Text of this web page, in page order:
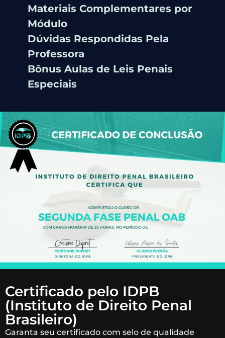
Materiais Complementares por
Módulo
Dúvidas Respondidas Pela
Professora
Bônus Aulas de Leis Penais
Especiais
Certificado pelo IDPB
(Instituto de Direito Penal
Brasileiro)
Garanta seu certificado com selo de qualidade